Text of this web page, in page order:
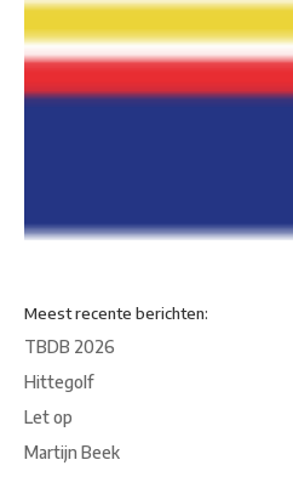
Meest recente berichten:
TBDB 2026
Hittegolf
Let op
Martijn Beek